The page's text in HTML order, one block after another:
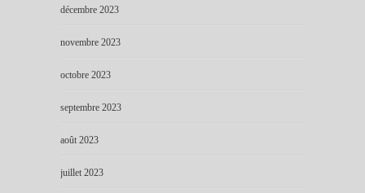
décembre 2023
novembre 2023
octobre 2023
septembre 2023
août 2023
juillet 2023